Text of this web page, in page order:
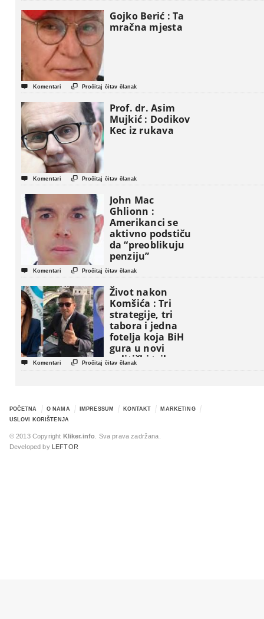
Gojko Berić : Ta
mračna mjesta
 Komentari  Pročitaj čitav članak
Prof. dr. Asim
Mujkić : Dodikov
Kec iz rukava
 Komentari  Pročitaj čitav članak
John Mac
Ghlionn :
Amerikanci se
aktivno podstiču
da “preoblikuju
penziju”
 Komentari  Pročitaj čitav članak
Život nakon
Komšića : Tri
strategije, tri
tabora i jedna
fotelja koja BiH
gura u novi
politički triler
 Komentari  Pročitaj čitav članak
POČETNA O NAMA IMPRESSUM KONTAKT
MARKETING
USLOVI KORIŠTENJA
© 2013 Copyright Kliker.info . Sva prava zadržana.
Developed by
LEFTOR